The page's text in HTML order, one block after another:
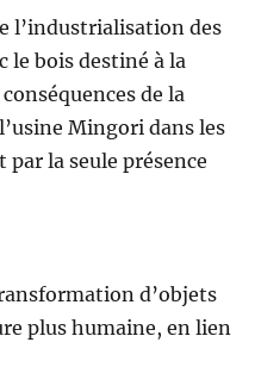
l’industrialisation des
le bois destiné à la
de la
Mingori dans les
la seule présence
d’objets
plus humaine, en lien